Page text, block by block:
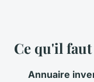
Ce qu'il
Annuaire